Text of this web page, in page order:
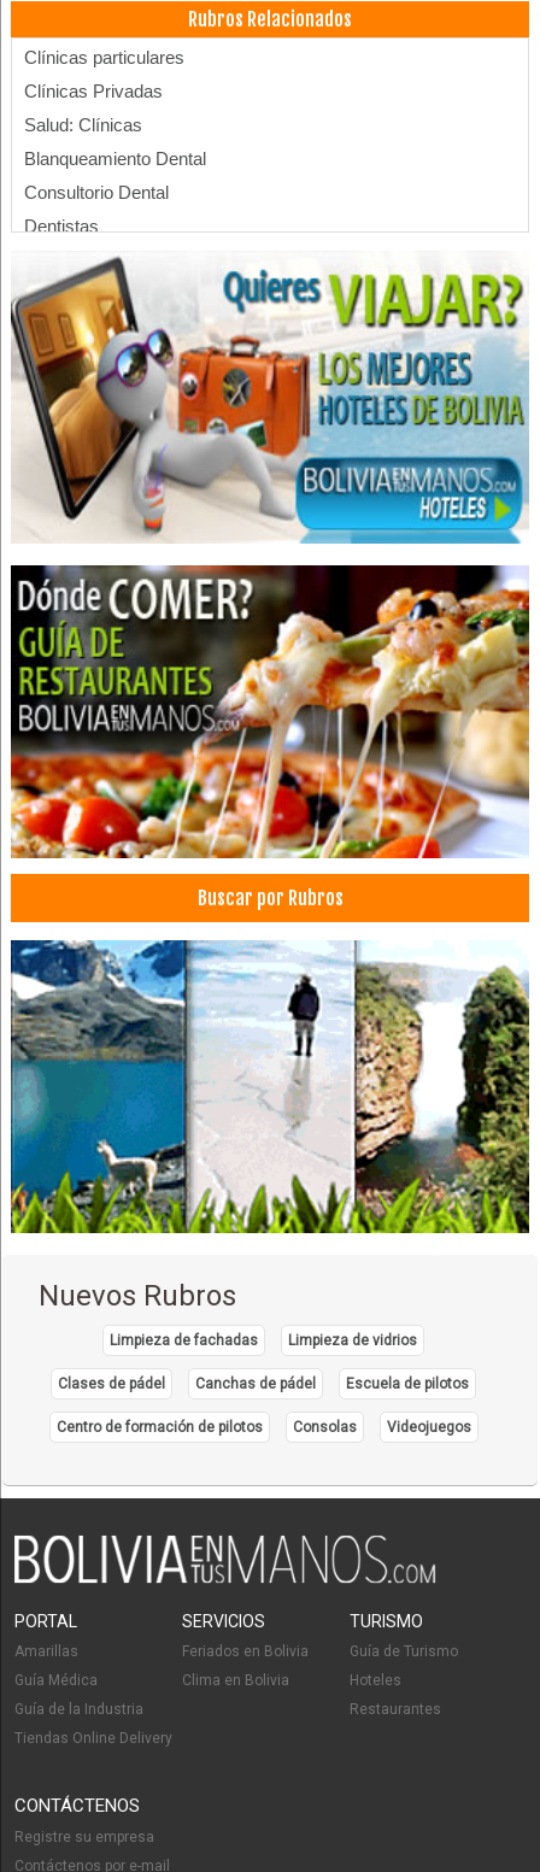
Rubros Relacionados
Clínicas particulares
Clínicas Privadas
Salud: Clínicas
Blanqueamiento Dental
Consultorio Dental
Dentistas
Estética Dental
Endodoncia
Implantología Dental
Implantes dentales
Limpieza Dental
Odontología Integral
Odontología Estética
Odontología
Médicos Odontólogos Pediatras
Odontopediatría
Clínica oftalmológica
Oftalmología
Radiólogo Dental
Radiografías Dentales
Radiodiagnóstico
Centro Radiológico Dental
Salud: Centros Médicos
Centros Médicos
Clínicas Odontológicas
Ortodoncia
Prótesis Dentales
Buscar por Rubros
Nuevos Rubros
Limpieza de fachadas Limpieza de vidrios
Clases de pádel Canchas de pádel Escuela de pilotos
Centro de formación de pilotos Consolas Videojuegos
PORTAL
Amarillas
Guía Médica
Guía de la Industria
Tiendas Online Delivery
SERVICIOS
Feriados en Bolivia
Clima en Bolivia
TURISMO
Guía de Turismo
Hoteles
Restaurantes
CONTÁCTENOS
Registre su empresa
Contáctenos por e-mail